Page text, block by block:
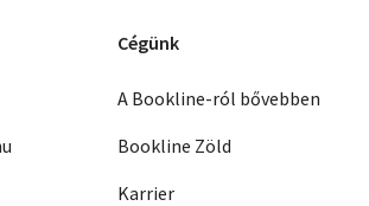
Cégünk
A Bookline-ról bővebben
Bookline Zöld
Karrier